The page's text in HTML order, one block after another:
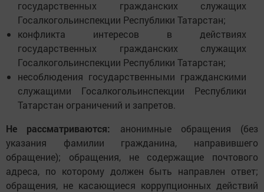
государственных гражданских служащих
Госалкогольинспекции Республики Татарстан;
конфликта интересов в действиях
государственных гражданских служащих
Госалкогольинспекции Республики Татарстан;
несоблюдения государственными гражданскими
служащими Госалкогольинспекции Республики
Татарстан ограничений и запретов.
Не рассматриваются: анонимные обращения (без
указания фамилии гражданина, направившего
обращение); обращения, не содержащие почтового
адреса, по которому должен быть направлен ответ;
обращения, не касающиеся коррупционных действий